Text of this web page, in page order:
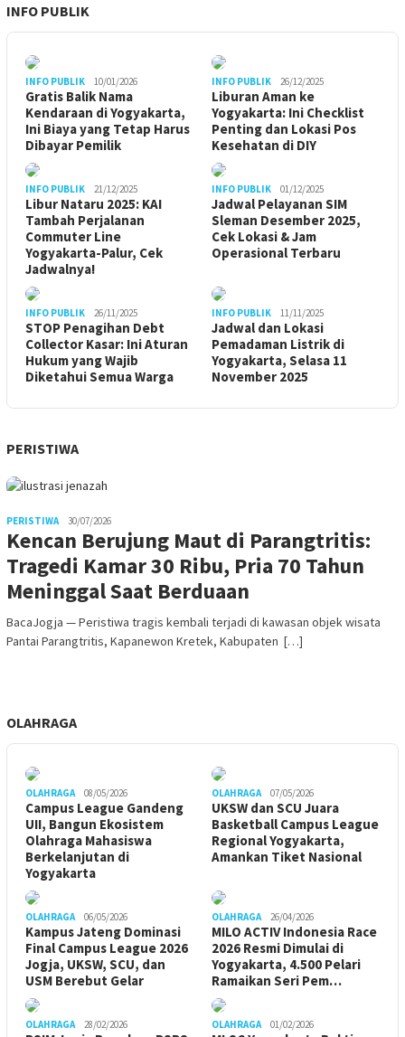
INFO PUBLIK
INFO PUBLIK 10/01/2026
Gratis Balik Nama
Kendaraan di Yogyakarta,
Ini Biaya yang Tetap Harus
Dibayar Pemilik
INFO PUBLIK 26/12/2025
Liburan Aman ke
Yogyakarta: Ini Checklist
Penting dan Lokasi Pos
Kesehatan di DIY
INFO PUBLIK 21/12/2025
Libur Nataru 2025: KAI
Tambah Perjalanan
Commuter Line
Yogyakarta-Palur, Cek
Jadwalnya!
INFO PUBLIK 01/12/2025
Jadwal Pelayanan SIM
Sleman Desember 2025,
Cek Lokasi & Jam
Operasional Terbaru
INFO PUBLIK 26/11/2025
STOP Penagihan Debt
Collector Kasar: Ini Aturan
Hukum yang Wajib
Diketahui Semua Warga
INFO PUBLIK 11/11/2025
Jadwal dan Lokasi
Pemadaman Listrik di
Yogyakarta, Selasa 11
November 2025
PERISTIWA
PERISTIWA 30/07/2026
Kencan Berujung Maut di Parangtritis:
Tragedi Kamar 30 Ribu, Pria 70 Tahun
Meninggal Saat Berduaan
BacaJogja — Peristiwa tragis kembali terjadi di kawasan objek wisata
Pantai Parangtritis, Kapanewon Kretek, Kabupaten […]
OLAHRAGA
OLAHRAGA 08/05/2026
Campus League Gandeng
UII, Bangun Ekosistem
Olahraga Mahasiswa
Berkelanjutan di
Yogyakarta
OLAHRAGA 07/05/2026
UKSW dan SCU Juara
Basketball Campus League
Regional Yogyakarta,
Amankan Tiket Nasional
OLAHRAGA 06/05/2026
Kampus Jateng Dominasi
Final Campus League 2026
Jogja, UKSW, SCU, dan
USM Berebut Gelar
OLAHRAGA 26/04/2026
MILO ACTIV Indonesia Race
2026 Resmi Dimulai di
Yogyakarta, 4.500 Pelari
Ramaikan Seri Pem…
OLAHRAGA 28/02/2026 OLAHRAGA 01/02/2026